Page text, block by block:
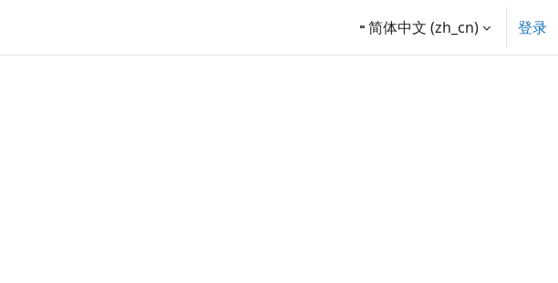
简体中文 ‎(zh_cn)‎ 登录